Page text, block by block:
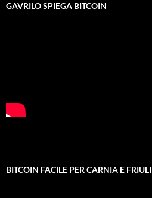
GAVRILO SPIEGA BITCOIN
BITCOIN FACILE PER CARNIA E FRIULI